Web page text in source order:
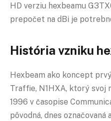
HD verziu hexbeamu
prepočet na dBi je
História vzniku
Hexbeam ako koncept
Traffie, N1HXA, ktorý svoj
1996 v časopise
pôvodná, dnes